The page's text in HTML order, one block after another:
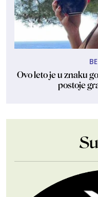
Ovo leto je u znaku
postoje